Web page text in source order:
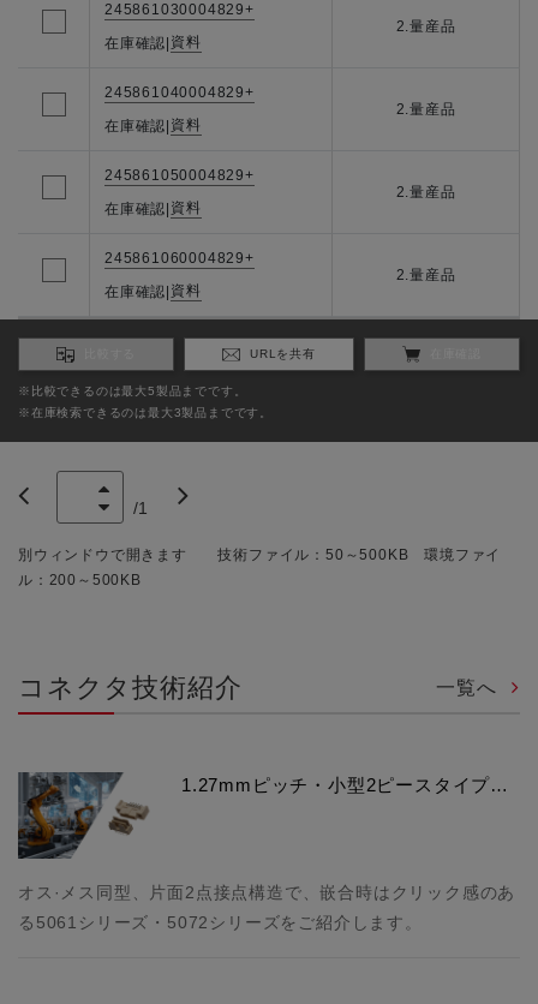
245861030004829+
在庫確認| 資料
2.量産品
245861040004829+
在庫確認| 資料
2.量産品
245861050004829+
在庫確認| 資料
2.量産品
245861060004829+
在庫確認| 資料
2.量産品
URLを共有
※比較できるのは最大5製品までです。
※在庫検索できるのは最大3製品までです。
/1
別ウィンドウで開きます 技術ファイル：50～500KB 環境ファイ
ル：200～500KB
コネクタ技術紹介 一覧へ
1.27mmピッチ・小型2ピースタイプ…
オス·メス同型、片面2点接点構造で、嵌合時はクリック感のあ
る5061シリーズ・5072シリーズをご紹介します。